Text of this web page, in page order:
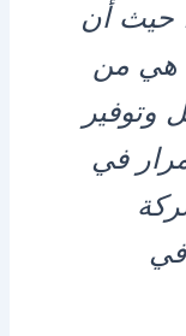
حيث أن
هي من
وتوفير
في
في